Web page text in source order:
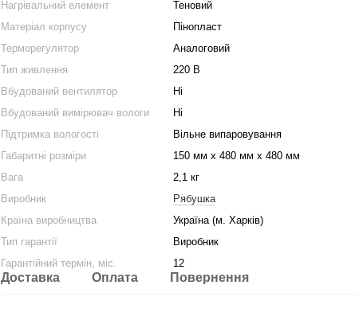
Нагрівальний елемент
Теновий
Матеріал корпусу
Пінопласт
Терморегулятор
Аналоговий
Тип живлення
220 В
Вбудований вентилятор
Ні
Вбудований вимірювач вологи
Ні
Підтримка вологості
Вільне випаровування
Габаритні розміри
150 мм х 480 мм х 480 мм
Вага
2,1 кг
Виробник
Рябушка
Країна виробництва
Україна (м. Харків)
Тип гарантії
Виробник
Гарантійний термін, міс.
12
Доставка Оплата Повернення